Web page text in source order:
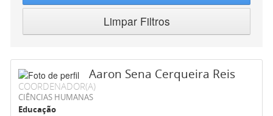
Limpar Filtros
Aaron Sena Cerqueira Reis
COORDENADOR(A)
CIÊNCIAS HUMANAS
Educação